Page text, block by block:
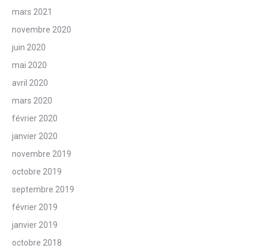
mars 2021
novembre 2020
juin 2020
mai 2020
avril 2020
mars 2020
février 2020
janvier 2020
novembre 2019
octobre 2019
septembre 2019
février 2019
janvier 2019
octobre 2018